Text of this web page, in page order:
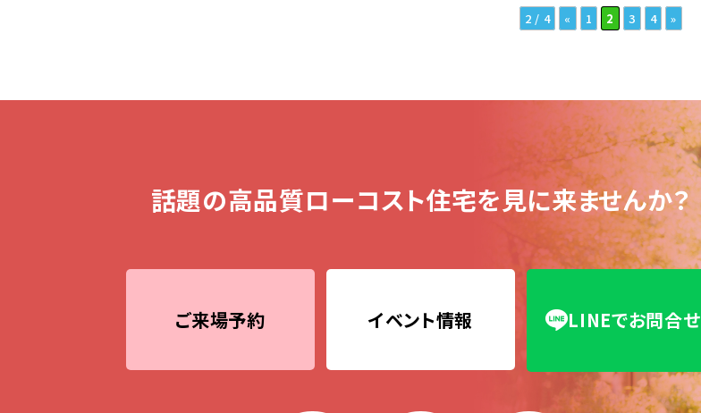
2 / 4 « 1 2 3 4 »
話題の高品質ローコスト住宅を見に来ませんか？
ご来場予約 イベント情報 LINEでお問合せ